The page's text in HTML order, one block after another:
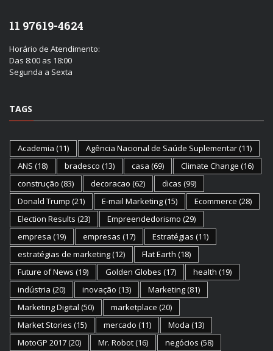
11 97619-4624
Horário de Atendimento:
Das 8:00 as 18:00
Segunda a Sexta
TAGS
Academia (11) Agência Nacional de Saúde Suplementar(11)
ANS (18) bradesco (13) casa (69) Climate Change (16)
construção (83) decoracao (62) dicas (99)
Donald Trump (21) E-mail Marketing(15) Ecommerce (28)
Election Results (23) Empreendedorismo (29)
empresa (19) empresas (17) Estratégias (11)
estratégias de marketing(12) Flat Earth (18)
Future of News (19) Golden Globes (17) health (19)
indústria (20) inovação (13) Marketing(81)
Marketing Digital (50) marketplace (20)
Market Stories (15) mercado (11) Moda (13)
MotoGP 2017(20) Mr. Robot(16) negócios (58)